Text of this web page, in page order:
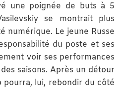
une poignée de buts à 5
se montrait plus
numérique. Le jeune Russe
du poste et ses
voir ses performances
saisons. Après un détour
pourra, lui, rebondir du côté